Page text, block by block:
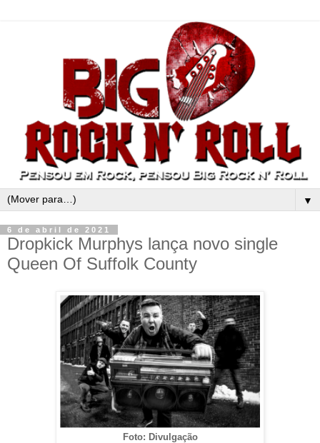
▼
6 de abril de 2021
Dropkick Murphys lança novo single
Queen Of Suffolk County
Foto: Divulgação